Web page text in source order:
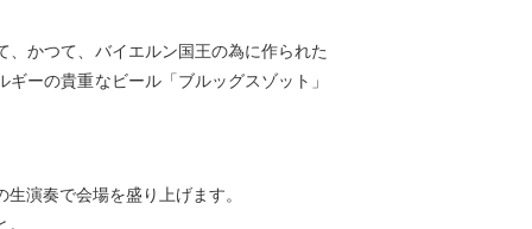
かつて、バイエルン国王の為に作られた
ーの貴重なビール「ブルッグスゾット」
演奏で会場を盛り上げます。